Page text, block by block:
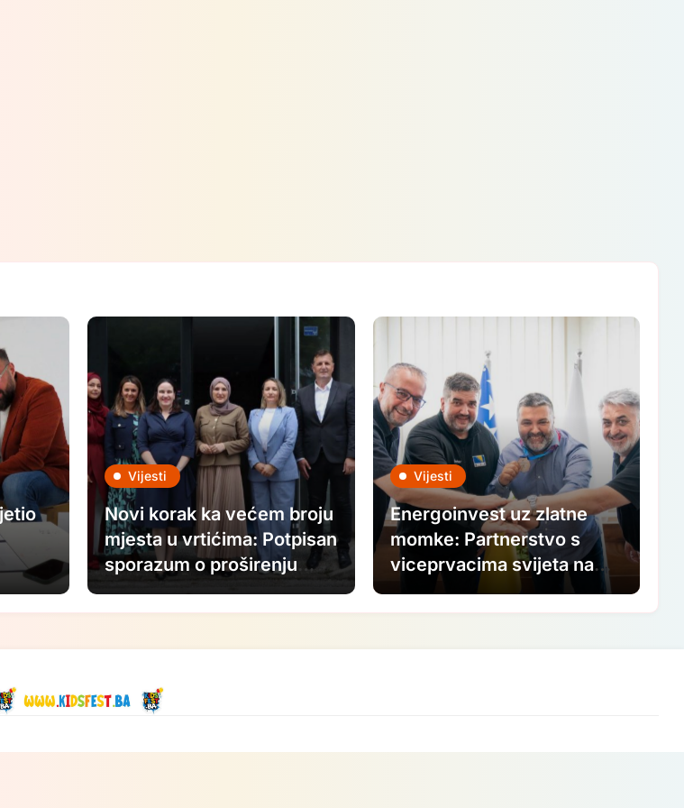
Vijesti
Novi korak ka većem broju
mjesta u vrtićima: Potpisan
sporazum o proširenju
kapaciteta JU „Djeca
Sarajeva“
Vijesti
Energoinvest uz zlatne
momke: Partnerstvo s
viceprvacima svijeta na
putu ka Paraolimpijskim
igrama 2028.